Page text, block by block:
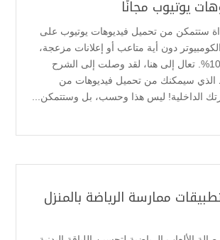
يوتيوب مجانًا
ستتمكن من تحميل فيديوهات يوتيوب على
دون أية متاعب أو إعلانات مزعجة،
وبشكل مجاني 100%. تعال إلى هنا، لقد وصلت إلى الشرح
الذي سيمكنك من تحميل فيديوهات من
الداخلية! ليس هذا وحسب، بل وستتمكن...
ممارسة الرياضة بالمنزل